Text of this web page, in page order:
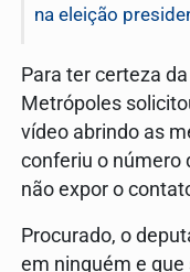
na eleição
Para ter certeza
Metrópoles
vídeo abrindo as
conferiu o número
não expor o
Procurado, o
em ninguém e